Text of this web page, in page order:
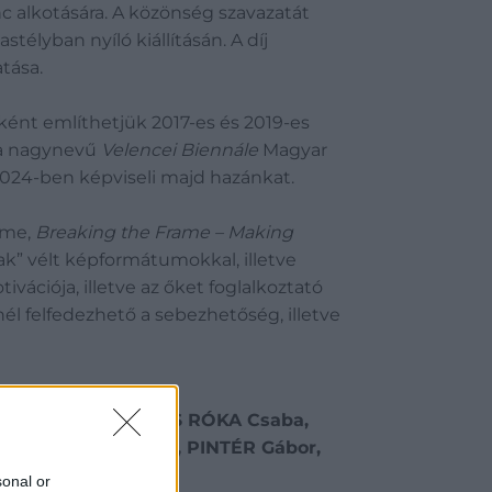
or
A közönség szavazatát
nyíló kiállításán. A díj
említhetjük 2017-es és 2019-es
nagynevű Velencei Biennále Magyar
ben képviseli majd hazánkat.
Breaking the Frame – Making
vélt képformátumokkal, illetve
illetve az őket foglalkoztató
felfedezhető a sebezhetőség, illetve
KIRÁLY Gábor, KIS RÓKA Csaba,
PAP Gábor, PINTÉR Gábor,